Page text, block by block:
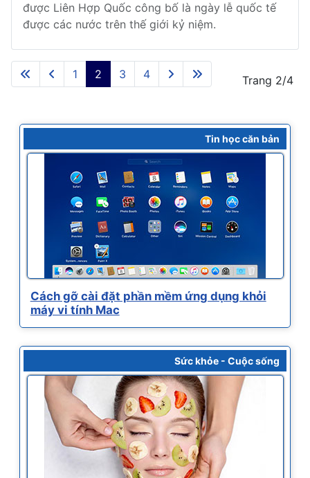
được Liên Hợp Quốc công bố là ngày lễ quốc tế
được các nước trên thế giới kỷ niệm.
Trang 2/4
1 2 3 4
Tin học căn bản
Cách gỡ cài đặt phần mềm ứng dụng khỏi
máy vi tính Mac
Sức khỏe - Cuộc sống